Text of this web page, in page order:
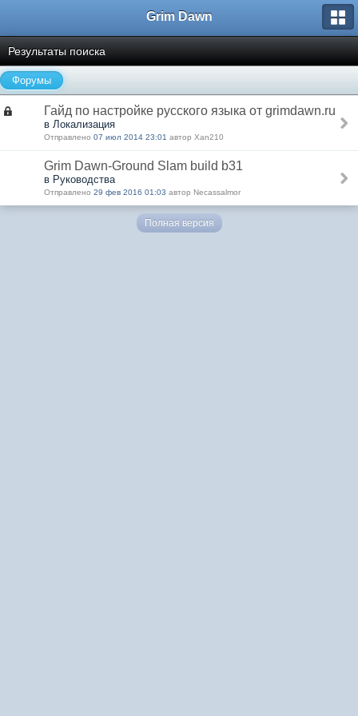
Grim Dawn
Результаты поиска
Форумы
Гайд по настройке русского языка от grimdawn.ru
в Локализация
Отправлено 07 июл 2014 23:01 автор Xan210
Grim Dawn-Ground Slam build b31
в Руководства
Отправлено 29 фев 2016 01:03 автор Necassalmor
Полная версия